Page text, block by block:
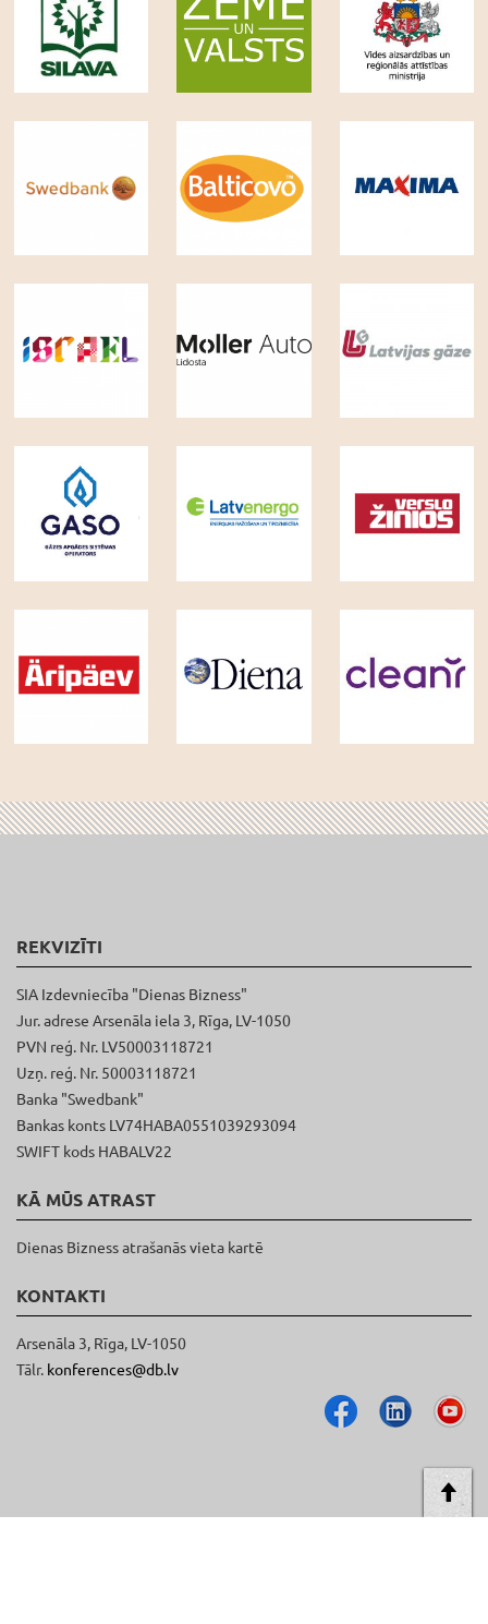
REKVIZĪTI
SIA Izdevniecība "Dienas Bizness"
Jur. adrese Arsenāla iela 3, Rīga, LV-1050
PVN reģ. Nr. LV50003118721
Uzņ. reģ. Nr. 50003118721
Banka "Swedbank"
Bankas konts LV74HABA0551039293094
SWIFT kods HABALV22
KĀ MŪS ATRAST
Dienas Bizness atrašanās vieta kartē
KONTAKTI
Arsenāla 3, Rīga, LV-1050
Tālr. konferences@db.lv